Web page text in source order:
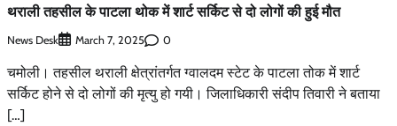
थराली तहसील के पाटला थोक में शार्ट सर्किट से दो लोगों की हुई मौत
News Desk March 7, 2025 0
चमोली। तहसील थराली क्षेत्रांतर्गत ग्वालदम स्टेट के पाटला तोक में शार्ट
सर्किट होने से दो लोगों की मृत्यु हो गयी। जिलाधिकारी संदीप तिवारी ने बताया
[…]